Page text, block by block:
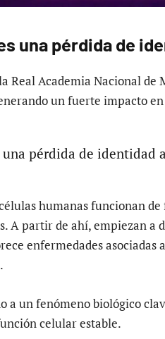
una pérdida de
Real Academia Nacional de
un fuerte impacto
pérdida de identidad
humanas funcionan
A partir de ahí, empiezan a
enfermedades asociadas
a un fenómeno biológico
celular estable.